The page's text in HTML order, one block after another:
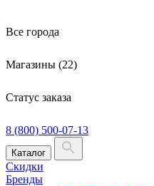
Все города
Магазины (22)
Статус заказа
8 (800) 500-07-13
Каталог
Скидки
Бренды